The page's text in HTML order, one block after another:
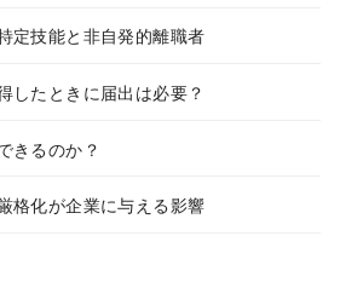
定技能と非自発的離職者
したときに届出は必要？
きるのか？
格化が企業に与える影響